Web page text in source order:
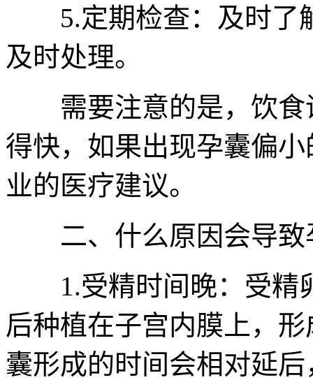
5.定期检查：及时了
及时处理。
需要注意的是，饮食
得快，如果出现孕囊偏
业的医疗建议。
二、什么原因会导致
1.受精时间晚：受精
后种植在子宫内膜上，
囊形成的时间会相对延